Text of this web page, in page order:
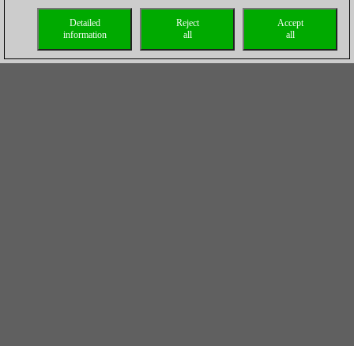
Accept
all
Reject
all
Detailed
information